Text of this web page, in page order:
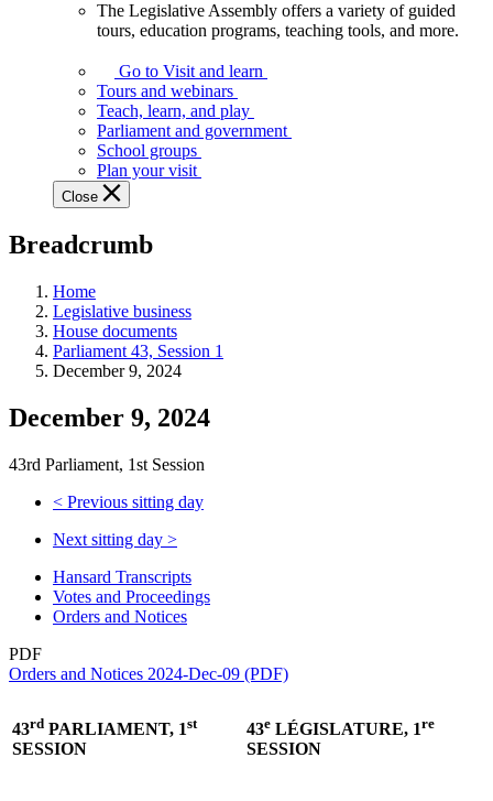
Assembly
offers
variety
guided
tours,
education
teaching
and
more.
The Legislative Assembly offers a variety of guided
tours, education programs, teaching tools, and more.
Go to Visit and learn
Tours and webinars
Teach, learn, and play
Parliament and government
School groups
Plan your visit
Close
Breadcrumb
Home
Legislative business
House documents
Parliament 43, Session 1
December 9, 2024
December 9, 2024
43rd Parliament, 1st Session
< Previous sitting day
Next sitting day >
Hansard Transcripts
Votes and Proceedings
Orders and Notices
PDF
Orders and Notices 2024-Dec-09 (PDF)
43rd PARLIAMENT, 1st
SESSION
43e LÉGISLATURE, 1re
SESSION